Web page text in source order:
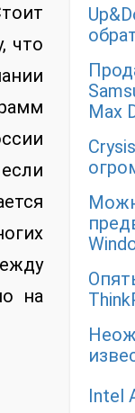
что
на
Max
Intel